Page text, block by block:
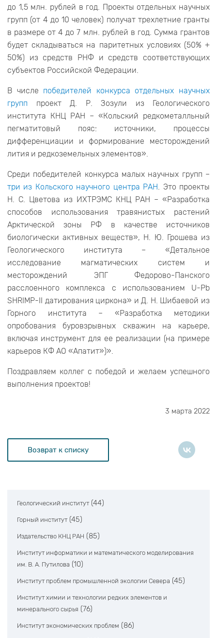
до 1,5 млн. рублей в год. Проекты отдельных научных
групп (от 4 до 10 человек) получат трехлетние гранты
в размере от 4 до 7 млн. рублей в год. Сумма грантов
будет складываться на паритетных условиях (50% +
50%) из средств РНФ и средств соответствующих
субъектов Российской Федерации.
В числе победителей конкурса отдельных научных
групп проект Д. Р. Зозули из Геологического
института КНЦ РАН – «Кольский редкометалльный
пегматитовый пояс: источники, процессы
дифференциации и формирование месторождений
лития и редкоземельных элементов».
Среди победителей конкурса малых научных групп –
три из Кольского научного центра РАН. Это проекты
Н. С. Цветова из ИХТРЭМС КНЦ РАН – «Разработка
способов использования травянистых растений
Арктической зоны РФ в качестве источников
биологически активных веществ», Н. Ю. Грошева из
Геологического института – «Детальное
исследование магматических систем и
месторождений ЭПГ Федорово-Панского
расслоенного комплекса с использованием U-Pb
SHRIMP-II датирования циркона» и Д. Н. Шибаевой из
Горного института – «Разработка методики
опробования буровзрывных скважин на карьере,
включая инструмент для ее реализации (на примере
карьеров КФ АО «Апатит»)».
Поздравляем коллег с победой и желаем успешного
выполнения проектов!
3 марта 2022
Возврат к списку
Геологический институт (44)
Горный институт (45)
Издательство КНЦ РАН (85)
Институт информатики и математического моделирования
им. В. А. Путилова (10)
Институт проблем промышленной экологии Севера (45)
Институт химии и технологии редких элементов и
минерального сырья (76)
Институт экономических проблем (86)